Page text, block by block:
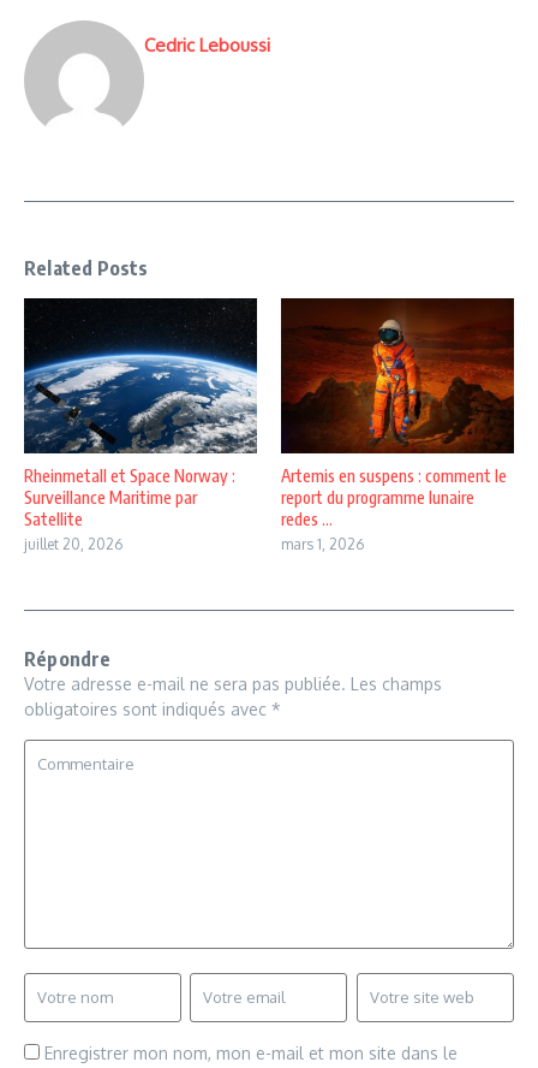
Cedric Leboussi
Related Posts
Rheinmetall et Space Norway :
Surveillance Maritime par
Satellite
juillet 20, 2026
Artemis en suspens : comment le
report du programme lunaire
redes ...
mars 1, 2026
Répondre
Votre adresse e-mail ne sera pas publiée. Les champs
obligatoires sont indiqués avec *
Enregistrer mon nom, mon e-mail et mon site dans le